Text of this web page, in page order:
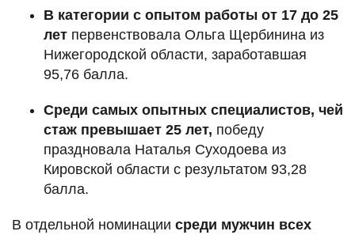
В категории с опытом работы от 17 до 25
лет первенствовала Ольга Щербинина из
Нижегородской области, заработавшая
95,76 балла.
Среди самых опытных специалистов, чей
стаж превышает 25 лет, победу
праздновала Наталья Суходоева из
Кировской области с результатом 93,28
балла.
В отдельной номинации среди мужчин всех